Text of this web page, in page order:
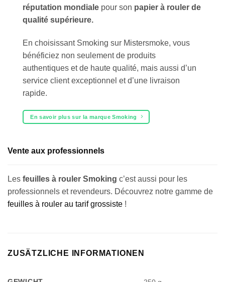
réputation mondiale pour son papier à rouler de
qualité supérieure.
En choisissant Smoking sur Mistersmoke, vous
bénéficiez non seulement de produits
authentiques et de haute qualité, mais aussi d’un
service client exceptionnel et d’une livraison
rapide.
En savoir plus sur la marque Smoking
Vente aux professionnels
Les feuilles à rouler Smoking c’est aussi pour les
professionnels et revendeurs. Découvrez notre gamme de
feuilles à rouler au tarif grossiste !
ZUSÄTZLICHE INFORMATIONEN